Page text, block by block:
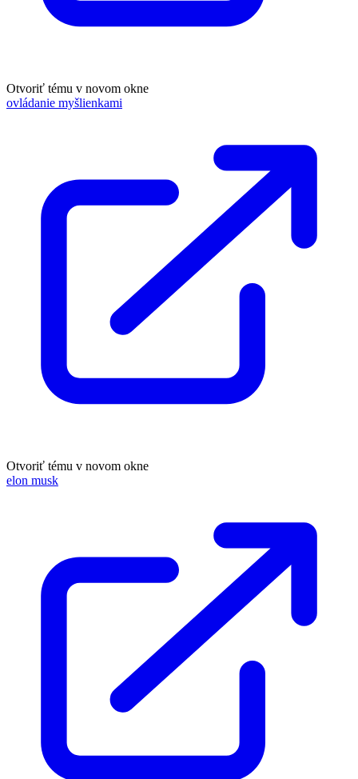
Otvoriť tému v novom okne
ovládanie myšlienkami
Otvoriť tému v novom okne
elon musk